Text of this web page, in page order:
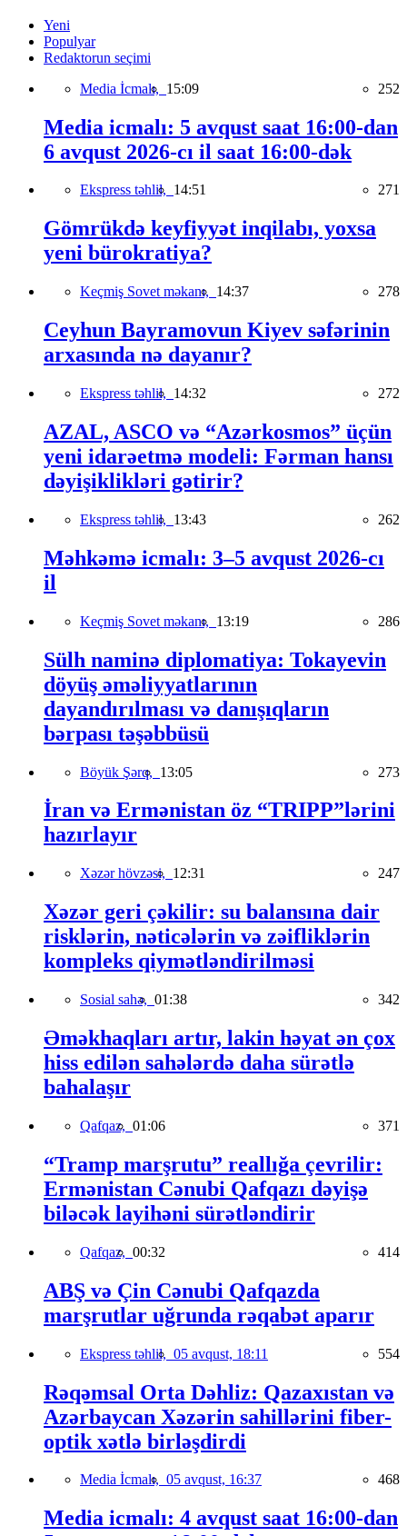
Yeni
Populyar
Redaktorun seçimi
Media İcmalı, 15:09 252
Media icmalı: 5 avqust saat 16:00-dan
6 avqust 2026-cı il saat 16:00-dək
Ekspress təhlil, 14:51 271
Gömrükdə keyfiyyət inqilabı, yoxsa
yeni bürokratiya?
Keçmiş Sovet məkanı, 14:37 278
Ceyhun Bayramovun Kiyev səfərinin
arxasında nə dayanır?
Ekspress təhlil, 14:32 272
AZAL, ASCO və “Azərkosmos” üçün
yeni idarəetmə modeli: Fərman hansı
dəyişiklikləri gətirir?
Ekspress təhlil, 13:43 262
Məhkəmə icmalı: 3–5 avqust 2026-cı
il
Keçmiş Sovet məkanı, 13:19 286
Sülh naminə diplomatiya: Tokayevin
döyüş əməliyyatlarının
dayandırılması və danışıqların
bərpası təşəbbüsü
Böyük Şərq, 13:05 273
İran və Ermənistan öz “TRIPP”lərini
hazırlayır
Xəzər hövzəsi, 12:31 247
Xəzər geri çəkilir: su balansına dair
risklərin, nəticələrin və zəifliklərin
kompleks qiymətləndirilməsi
Sosial sahə, 01:38 342
Əməkhaqları artır, lakin həyat ən çox
hiss edilən sahələrdə daha sürətlə
bahalaşır
Qafqaz, 01:06 371
“Tramp marşrutu” reallığa çevrilir:
Ermənistan Cənubi Qafqazı dəyişə
biləcək layihəni sürətləndirir
Qafqaz, 00:32 414
ABŞ və Çin Cənubi Qafqazda
marşrutlar uğrunda rəqabət aparır
Ekspress təhlil, 05 avqust, 18:11 554
Rəqəmsal Orta Dəhliz: Qazaxıstan və
Azərbaycan Xəzərin sahillərini fiber-
optik xətlə birləşdirdi
Media İcmalı, 05 avqust, 16:37 468
Media icmalı: 4 avqust saat 16:00-dan